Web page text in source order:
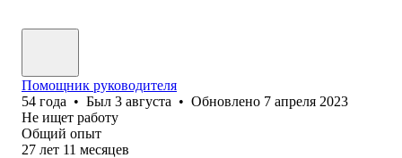
Помощник руководителя
54 года • Был 3 августа • Обновлено 7 апреля 2023
Не ищет работу
Общий опыт
27 лет 11 месяцев